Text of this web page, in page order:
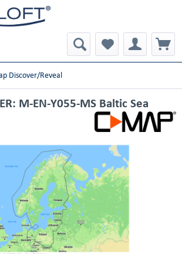
Discover/Reveal
M-EN-Y055-MS Baltic Sea